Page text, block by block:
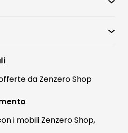
da Zenzero Shop
i mobili Zenzero Shop,